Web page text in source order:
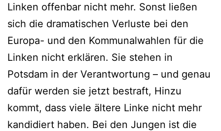
Linken offenbar nicht mehr. Sonst ließen
sich die dramatischen Verluste bei den
Europa- und den Kommunalwahlen für die
Linken nicht erklären. Sie stehen in
Potsdam in der Verantwortung – und genau
dafür werden sie jetzt bestraft, Hinzu
kommt, dass viele ältere Linke nicht mehr
kandidiert haben. Bei den Jungen ist die